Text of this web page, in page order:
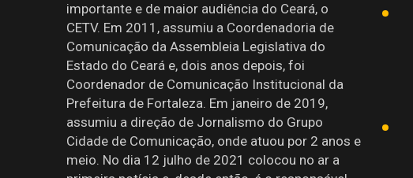
importante e de maior audiência do Ceará, o
CETV. Em 2011, assumiu a Coordenadoria de
Comunicação da Assembleia Legislativa do
Estado do Ceará e, dois anos depois, foi
Coordenador de Comunicação Institucional da
Prefeitura de Fortaleza. Em janeiro de 2019,
assumiu a direção de Jornalismo do Grupo
Cidade de Comunicação, onde atuou por 2 anos e
meio. No dia 12 julho de 2021 colocou no ar a